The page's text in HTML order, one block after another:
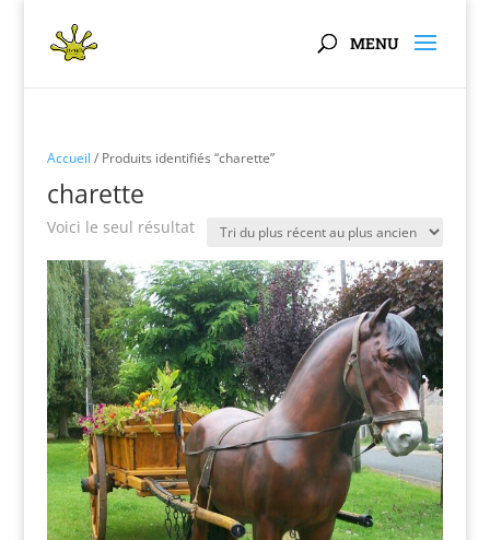
Accueil / Produits identifiés “charette”
charette
Voici le seul résultat